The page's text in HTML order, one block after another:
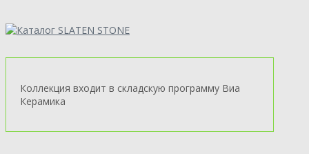
Коллекция входит в складскую программу Виа
Керамика